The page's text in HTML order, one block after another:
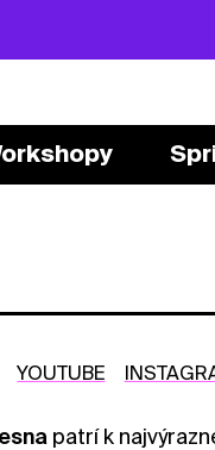
YOUTUBE
patrí k